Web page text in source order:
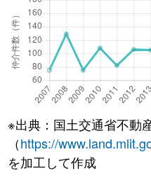
※出典：国土交通省不動
（https://
を加工して作成